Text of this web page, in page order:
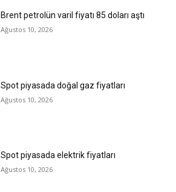
Brent petrolün varil fiyatı 85 doları aştı
Ağustos 10, 2026
Spot piyasada doğal gaz fiyatları
Ağustos 10, 2026
Spot piyasada elektrik fiyatları
Ağustos 10, 2026